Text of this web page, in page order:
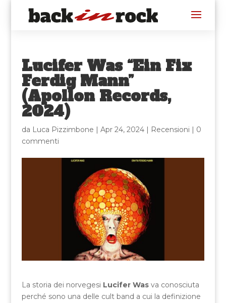
Lucifer Was “Ein Fix
Ferdig Mann”
(Apollon Records,
2024)
da Luca Pizzimbone | Apr 24, 2024| Recensioni | 0
commenti
La storia dei norvegesi Lucifer Wasva conosciuta
perché sono una delle cult band a cui la definizione